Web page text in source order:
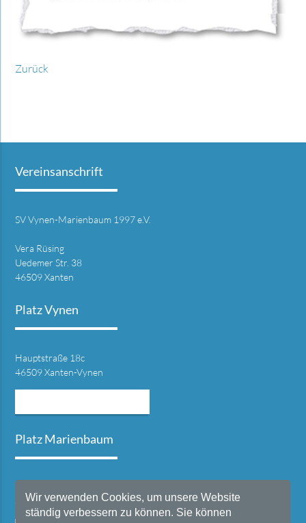
Zurück
Vereinsanschrift
SV Vynen-Marienbaum 1997 e.V.
Vera Rüsing
Uedemer Str. 38
46509 Xanten
Platz Vynen
Hauptstraße 18c
46509 Xanten-Vynen
Platz Marienbaum
46509 Xanten-Marienbaum
Wir verwenden Cookies, um unsere Website
ständig verbessern zu können. Sie können